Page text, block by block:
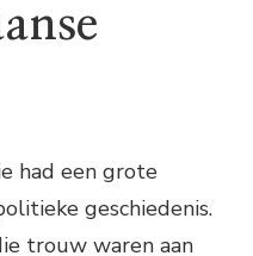
had een grote
geschiedenis.
trouw waren aan